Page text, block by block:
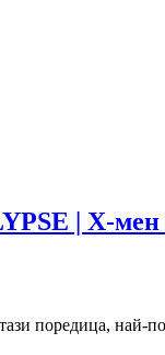
| X-мен
поредица, най-